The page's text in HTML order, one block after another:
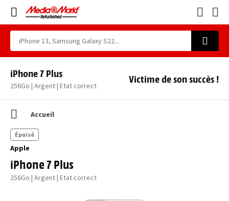
iPhone 7 Plus
256Go | Argent | Etat correct
Victime de son succès !
Accueil
Apple
iPhone 7 Plus
256Go | Argent | Etat correct
Épuisé